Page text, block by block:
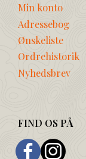
Min konto
Adressebog
Ønskeliste
Ordrehistorik
Nyhedsbrev
FIND OS PÅ